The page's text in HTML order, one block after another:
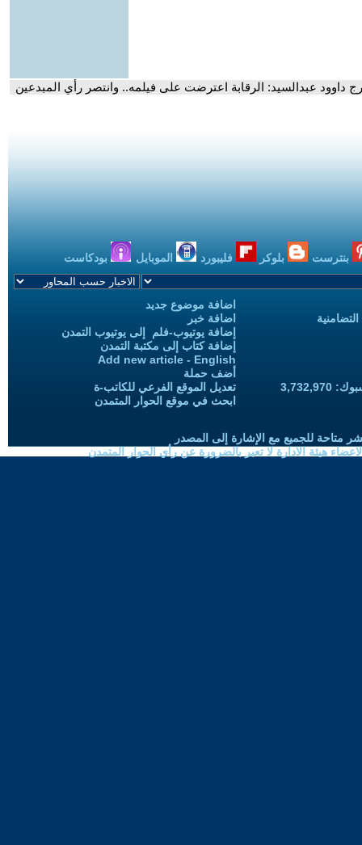
داوود عبدالسيد: الرقابة اعترضت على فيلمه.. وانتصر رأي المبدعين
بنترست بلوكر فليبورد الموبايل بودكاست
اضافة موضوع جديد
اضافة خبر
إضافة يوتيوب-فلم إلى يوتيوب التمدن
إضافة كتاب إلى مكتبة التمدن
Add new article - English
أضف حملة
تعديل الموقع الفرعي للكاتب-ة
ابحث في موقع الحوار المتمدن
متاحة للجميع مع الإشارة إلى المصدر
هيئة الادارة لا تعبر بالضرورة عن رأي الحوار المتمدن